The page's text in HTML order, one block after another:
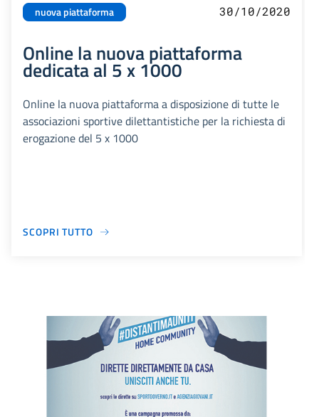
nuova piattaforma 30/10/2020
Online la nuova piattaforma
dedicata al 5 x 1000
Online la nuova piattaforma a disposizione di tutte le
associazioni sportive dilettantistiche per la richiesta di
erogazione del 5 x 1000
SCOPRI TUTTO